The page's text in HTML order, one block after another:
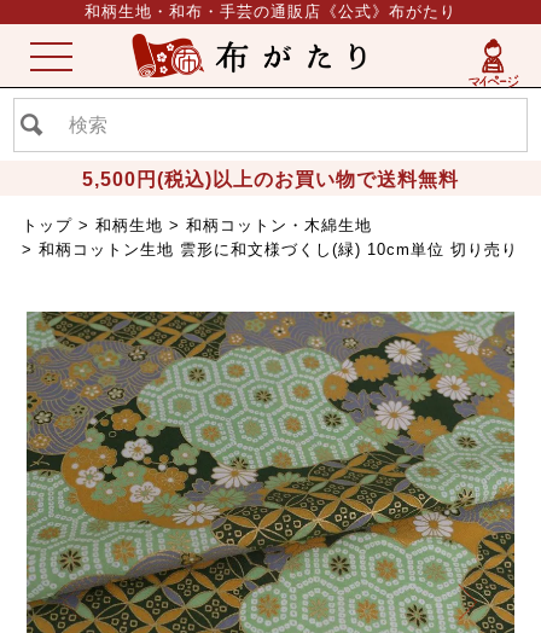
和柄生地・和布・手芸の通販店《公式》布がたり
5,500円(税込)以上のお買い物で送料無料
ME
NU
トップ 和柄生地
和柄コットン・木綿生地
和柄コットン生地 雲形に和文様づくし(緑) 10cm単位 切り売り